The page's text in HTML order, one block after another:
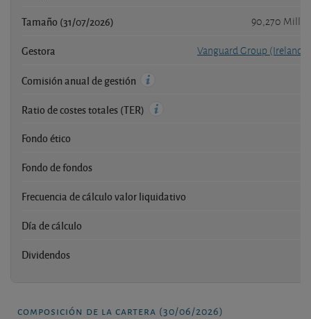
Tamaño (31/07/2026) 90,270
Gestora Vanguard Group (Ireland)
Comisión anual de gestión
Ratio de costes totales (TER)
Fondo ético
Fondo de fondos
Frecuencia de cálculo valor liquidativo
Día de cálculo
Dividendos
composición de la cartera (30/06/2026)